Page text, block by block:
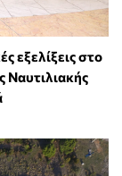
εξελίξεις στο
Ναυτιλιακής